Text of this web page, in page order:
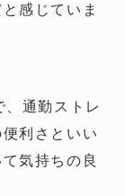
感じていま
通勤ストレ
利さといい
気持ちの良